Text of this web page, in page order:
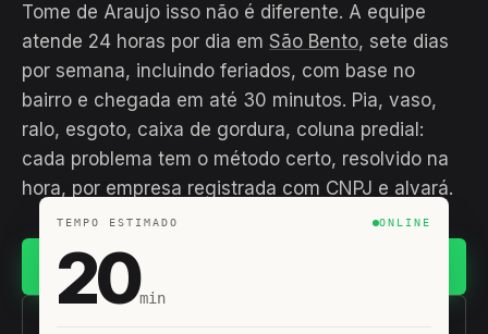
Tome de Araujo isso não é diferente. A equipe
atende 24 horas por dia em São Bento, sete dias
por semana, incluindo feriados, com base no
bairro e chegada em até 30 minutos. Pia, vaso,
ralo, esgoto, caixa de gordura, coluna predial:
cada problema tem o método certo, resolvido na
hora, por empresa registrada com CNPJ e alvará.
(11) 93407-8838
TEMPO ESTIMADO ONLINE
20min